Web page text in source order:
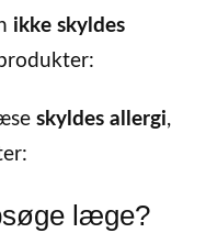
ikke skyldes
skyldes allergi,
læge?